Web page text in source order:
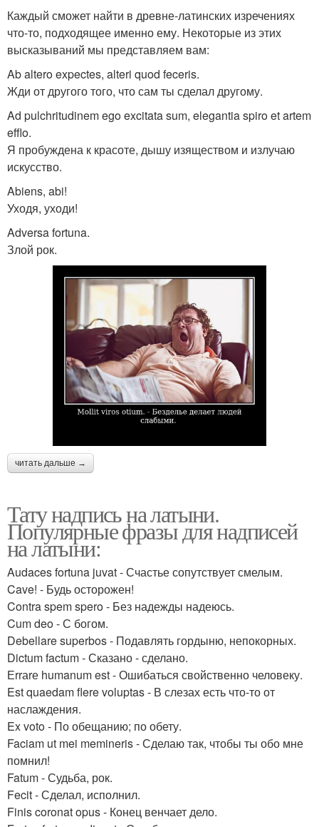
Каждый сможет найти в древне-латинских изречениях
что-то, подходящее именно ему. Некоторые из этих
высказываний мы представляем вам:
Ab altero expectes, alteri quod feceris.
Жди от другого того, что сам ты сделал другому.
Ad pulchritudinem ego excitata sum, elegantia spiro et artem
efflo.
Я пробуждена к красоте, дышу изяществом и излучаю
искусство.
Abiens, abi!
Уходя, уходи!
Adversa fortuna.
Злой рок.
читать дальше →
Тату надпись на латыни.
Популярные фразы для надписей
на латыни:
Audaces fortuna juvat - Счастье сопутствует смелым.
Cave! - Будь осторожен!
Contra spem spero - Без надежды надеюсь.
Cum deo - С богом.
Debellare superbos - Подавлять гордыню, непокорных.
Dictum factum - Сказано - сделано.
Еrrаrе humanum est - Ошибаться свойственно человеку.
Est quaedam flere voluptas - В слезах есть что-то от
наслаждения.
Ex voto - По обещанию; по обету.
Faciam ut mei memineris - Сделаю так, чтобы ты обо мне
помнил!
Fatum - Судьба, рок.
Fecit - Сделал, исполнил.
Finis coronat opus - Конец венчает дело.